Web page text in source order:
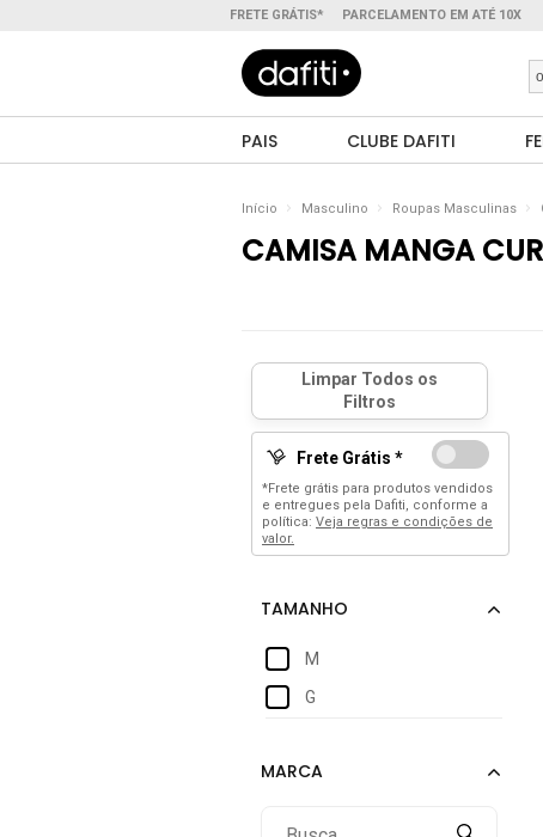
FRETE GRÁTIS* PARCELAMENTO EM ATÉ 10X
PAIS CLUBE DAFITI
Início Masculino Roupas Masculinas
CAMISA MANGA
Frete Grátis *
*Frete grátis para produtos vendidos
e entregues pela Dafiti, conforme a
política: Veja regras e condições de
valor.
M
G